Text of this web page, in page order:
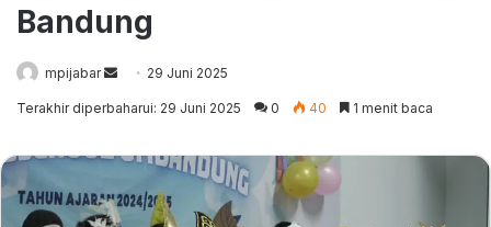
Bandung
mpijabar
Send29 Juni 2025
Terakhir diperbaharui: 29 Juni 2025 0 40 1 menit baca